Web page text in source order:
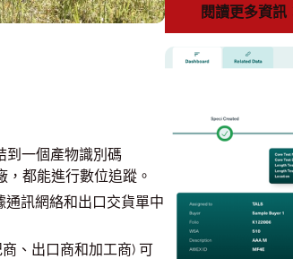
閱讀更多資
到一個產物識別碼
都能進行數位追蹤。
訊網絡和出口交貨單中
、出口商和加工商) 可